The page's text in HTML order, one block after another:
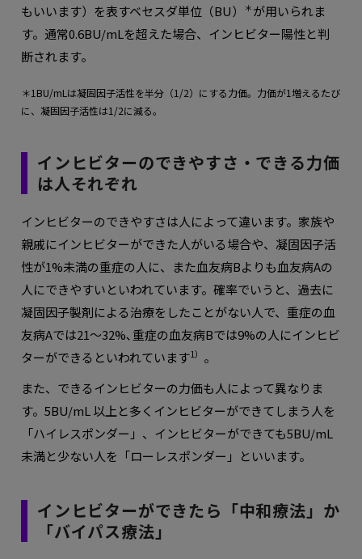
もいいます）を表すベセスダ単位（BU）
＊ が用いられま
す。通常0.6BU/mLを超えた場合、インヒビター陽性と判
断されます。
＊1BU/mLは凝固因子活性を半分（1/2）にする力価。力価が1増えるたび
に、凝固因子活性は1/2に減る。
インヒビターのできやすさ・できる力価
は人それぞれ
インヒビターのできやすさは人によって違います。家族や
親戚にインヒビターができた人がいる場合や、凝固因子活
性が1%未満の重症の人に、また血友病Bよりも血友病Aの
人にできやすいといわれています。確率でいうと、過去に
凝固因子製剤による治療をしたことがない人で、重症の血
友病Aでは21〜32%､重症の血友病Bでは9%の人にインヒビ
ターができるといわれています1） 。
また、できるインヒビターの力価も人によって異なりま
す。5BU/mL 以上と多くインヒビターができてしまう人を
「ハイレスポンダー」、インヒビターができても5BU/mL
未満と少ない人を「ローレスポンダー」といいます。
インヒビターができたら「中和療法」か
「バイパス療法」